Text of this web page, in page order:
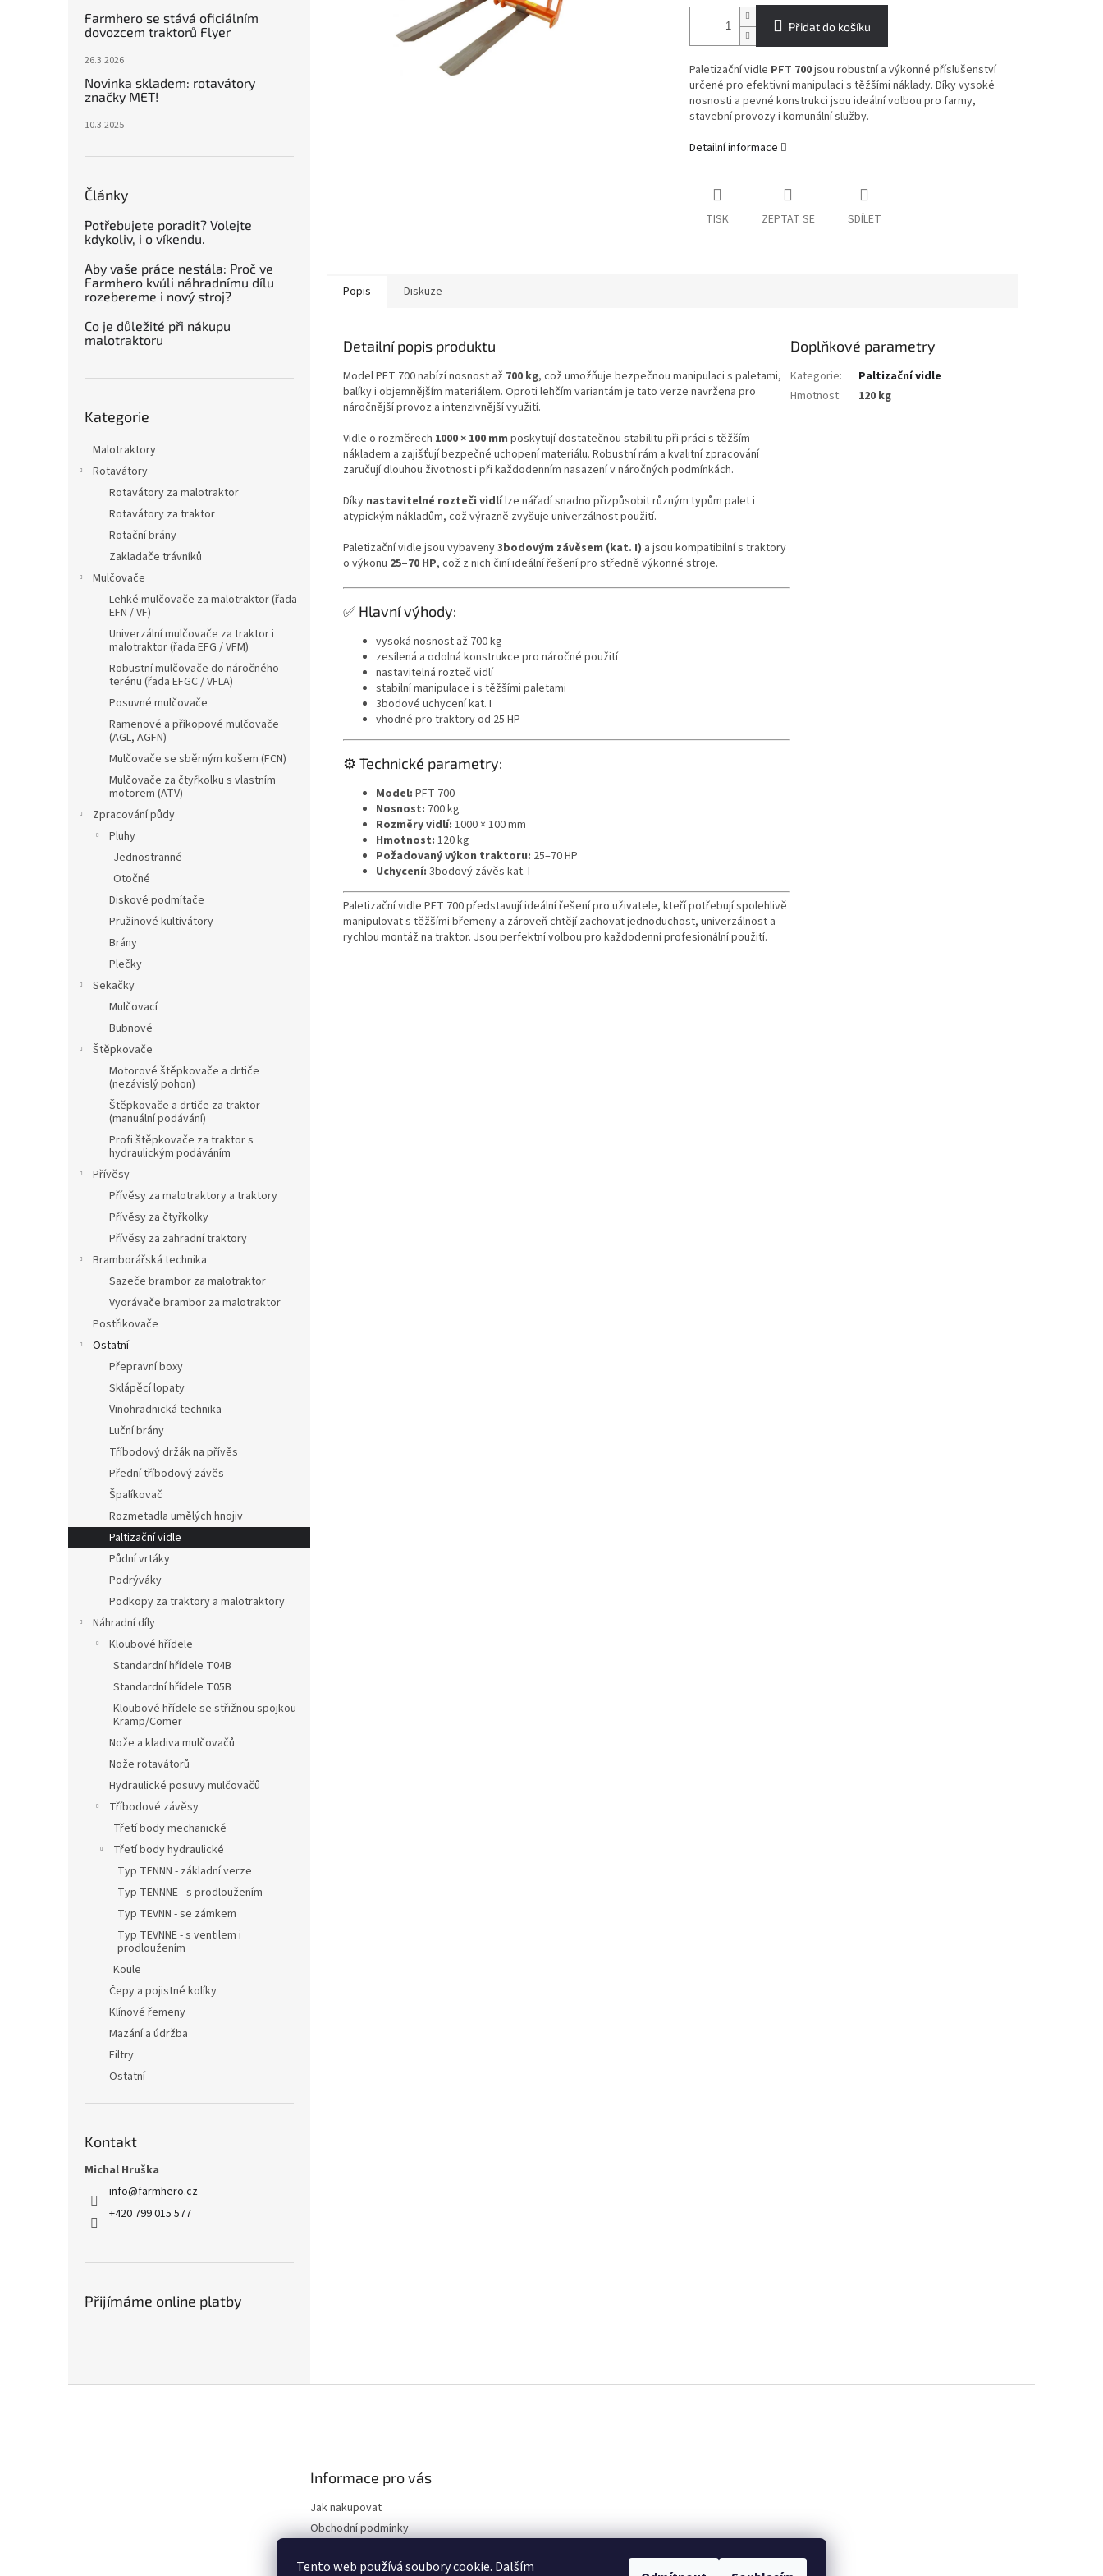
Tento web používá soubory cookie. Dalším
Farmhero se stává oficiálním
dovozcem traktorů Flyer
26.3.2026
Novinka skladem: rotavátory
značky MET!
10.3.2025
Články
Potřebujete poradit? Volejte
kdykoliv, i o víkendu.
Aby vaše práce nestála: Proč ve
Farmhero kvůli náhradnímu dílu
rozebereme i nový stroj?
Co je důležité při nákupu
malotraktoru
kategorie
Kategorie
Malotraktory
Rotavátory
Rotavátory za malotraktor
Rotavátory za traktor
Rotační brány
Zakladače trávníků
Mulčovače
Lehké mulčovače za malotraktor (řada
EFN / VF)
Univerzální mulčovače za traktor i
malotraktor (řada EFG / VFM)
Robustní mulčovače do náročného
terénu (řada EFGC / VFLA)
Posuvné mulčovače
Ramenové a příkopové mulčovače
(AGL, AGFN)
Mulčovače se sběrným košem (FCN)
Mulčovače za čtyřkolku s vlastním
motorem (ATV)
Zpracování půdy
Pluhy
Jednostranné
Otočné
Diskové podmítače
Pružinové kultivátory
Brány
Plečky
Sekačky
Mulčovací
Bubnové
Štěpkovače
Motorové štěpkovače a drtiče
(nezávislý pohon)
Štěpkovače a drtiče za traktor
(manuální podávání)
Profi štěpkovače za traktor s
hydraulickým podáváním
Přívěsy
Přívěsy za malotraktory a traktory
Přívěsy za čtyřkolky
Přívěsy za zahradní traktory
Bramborářská technika
Sazeče brambor za malotraktor
Vyorávače brambor za malotraktor
Postřikovače
Ostatní
Přepravní boxy
Sklápěcí lopaty
Vinohradnická technika
Luční brány
Tříbodový držák na přívěs
Přední tříbodový závěs
Špalíkovač
Rozmetadla umělých hnojiv
Paltizační vidle
Půdní vrtáky
Podrýváky
Podkopy za traktory a malotraktory
Náhradní díly
Kloubové hřídele
Standardní hřídele T04B
Standardní hřídele T05B
Kloubové hřídele se střižnou spojkou
Kramp/Comer
Nože a kladiva mulčovačů
Nože rotavátorů
Hydraulické posuvy mulčovačů
Tříbodové závěsy
Třetí body mechanické
Třetí body hydraulické
Typ TENNN - základní verze
Typ TENNNE - s prodloužením
Typ TEVNN - se zámkem
Typ TEVNNE - s ventilem i
prodloužením
Koule
Čepy a pojistné kolíky
Klínové řemeny
Mazání a údržba
Filtry
Ostatní
Kontakt
Michal Hruška
info@farmhero.cz
+420 799 015 577
Přijímáme online platby
Přidat do košíku
Paletizační vidle PFT 700jsou robustní a výkonné příslušenství
určené pro efektivní manipulaci s těžšími náklady. Díky vysoké
nosnosti a pevné konstrukci jsou ideální volbou pro farmy,
stavební provozy i komunální služby.
Detailní informace
TISK ZEPTAT SE SDÍLET
Popis Diskuze
Detailní popis produktu
Model PFT 700 nabízí nosnost až 700 kg, což umožňuje bezpečnou manipulaci s paletami,
balíky i objemnějším materiálem. Oproti lehčím variantám je tato verze navržena pro
náročnější provoz a intenzivnější využití.
Vidle o rozměrech 1000 × 100 mm poskytují dostatečnou stabilitu při práci s těžším
nákladem a zajišťují bezpečné uchopení materiálu. Robustní rám a kvalitní zpracování
zaručují dlouhou životnost i při každodenním nasazení v náročných podmínkách.
Díky nastavitelné rozteči vidlílze nářadí snadno přizpůsobit různým typům palet i
atypickým nákladům, což výrazně zvyšuje univerzálnost použití.
Paletizační vidle jsou vybaveny3bodovým závěsem (kat. I) a jsou kompatibilní s traktory
o výkonu 25–70 HP, což z nich činí ideální řešení pro středně výkonné stroje.
✅ Hlavní výhody:
vysoká nosnost až 700 kg
zesílená a odolná konstrukce pro náročné použití
nastavitelná rozteč vidlí
stabilní manipulace i s těžšími paletami
3bodové uchycení kat. I
vhodné pro traktory od 25 HP
⚙️ Technické parametry:
Model: PFT 700
Nosnost: 700 kg
Rozměry vidlí: 1000 × 100 mm
Hmotnost: 120 kg
Požadovaný výkon traktoru: 25–70 HP
Uchycení: 3bodový závěs kat. I
Paletizační vidle PFT 700 představují ideální řešení pro uživatele, kteří potřebují spolehlivě
manipulovat s těžšími břemeny a zároveň chtějí zachovat jednoduchost, univerzálnost a
rychlou montáž na traktor. Jsou perfektní volbou pro každodenní profesionální použití.
Doplňkové parametry
Kategorie:
Paltizační vidle
Hmotnost: 120 kg
Informace pro vás
Jak nakupovat
Obchodní podmínky
údajů